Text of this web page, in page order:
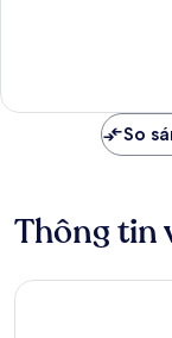
So
Thông tin